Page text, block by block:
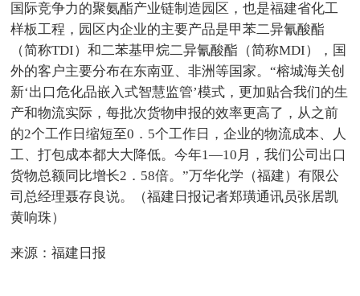
国际竞争力的聚氨酯产业链制造园区，也是福建省化工
样板工程，园区内企业的主要产品是甲苯二异氰酸酯
（简称TDI）和二苯基甲烷二异氰酸酯（简称MDI），国
外的客户主要分布在东南亚、非洲等国家。“榕城海关创
新‘出口危化品嵌入式智慧监管’模式，更加贴合我们的生
产和物流实际，每批次货物申报的效率更高了，从之前
的2个工作日缩短至0．5个工作日，企业的物流成本、人
工、打包成本都大大降低。今年1—10月，我们公司出口
货物总额同比增长2．58倍。”万华化学（福建）有限公
司总经理聂存良说。（福建日报记者郑璜通讯员张居凯
黄响珠）
来源：福建日报